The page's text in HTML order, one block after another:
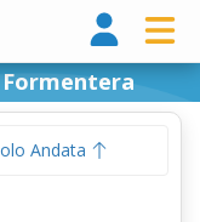
Andata